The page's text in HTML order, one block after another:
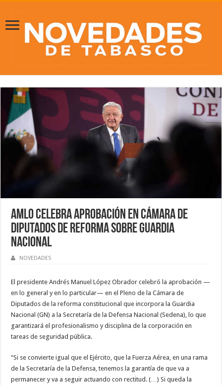
AMLO celebra aprobación en Cámara de
Diputados de reforma sobre Guardia
Nacional
NOVEDADES
El presidente Andrés Manuel López Obrador celebró la aprobación —
en lo general y en lo particular— en el Pleno de la Cámara de
Diputados de la reforma constitucional que incorpora la Guardia
Nacional (GN) a la Secretaría de la Defensa Nacional (Sedena), lo que
garantizará el profesionalismo y disciplina de la corporación en
tareas de seguridad pública.
“Si se convierte igual que el Ejército, que la Fuerza Aérea, en una rama
de la Secretaría de la Defensa, tenemos la garantía de que va a
permanecer y va a seguir actuando con rectitud. (…) Si queda la